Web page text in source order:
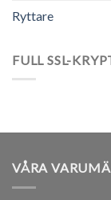
Ryttare
FULL SSL-
VÅRA